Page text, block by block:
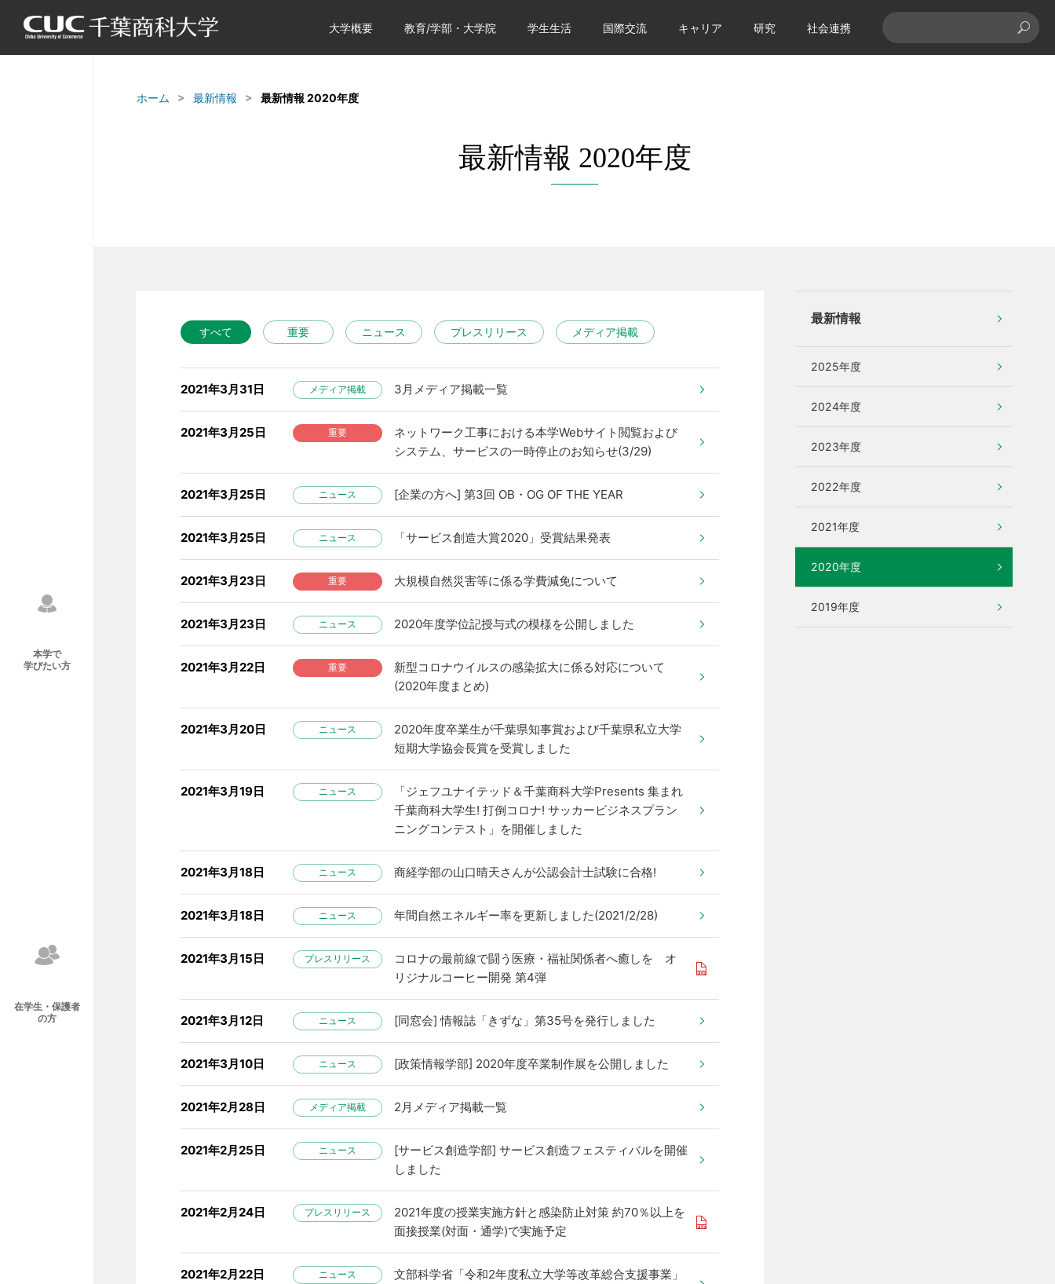
大学概要 教育/学部・大学院 学生生活 国際交流 キャリア 研究 社会連携
ホーム 最新情報 最新情報 2020年度
最新情報 2020年度
すべて 重要 ニュース プレスリリース メディア掲載
2021年3月31日 メディア掲載 3月メディア掲載一覧
2021年3月25日 重要
ネットワーク工事における本学Webサイト閲覧および
システム、サービスの一時停止のお知らせ(3/29)
2021年3月25日 ニュース [企業の方へ] 第3回 OB・OG OF THE YEAR
2021年3月25日 ニュース 「サービス創造大賞2020」受賞結果発表
2021年3月23日 重要 大規模自然災害等に係る学費減免について
2021年3月23日 ニュース 2020年度学位記授与式の模様を公開しました
2021年3月22日 重要
新型コロナウイルスの感染拡大に係る対応について
(2020年度まとめ)
2021年3月20日 ニュース
2020年度卒業生が千葉県知事賞および千葉県私立大学
短期大学協会長賞を受賞しました
2021年3月19日 ニュース
「ジェフユナイテッド＆千葉商科大学Presents 集まれ
千葉商科大学生! 打倒コロナ! サッカービジネスプラン
ニングコンテスト」を開催しました
2021年3月18日 ニュース 商経学部の山口晴天さんが公認会計士試験に合格!
2021年3月18日 ニュース 年間自然エネルギー率を更新しました(2021/2/28)
2021年3月15日 プレスリリース
コロナの最前線で闘う医療・福祉関係者へ癒しを オ
リジナルコーヒー開発 第4弾
2021年3月12日 ニュース [同窓会] 情報誌「きずな」第35号を発行しました
2021年3月10日 ニュース [政策情報学部] 2020年度卒業制作展を公開しました
2021年2月28日 メディア掲載 2月メディア掲載一覧
2021年2月25日 ニュース
[サービス創造学部] サービス創造フェスティバルを開催
しました
2021年2月24日 プレスリリース
2021年度の授業実施方針と感染防止対策 約70％以上を
面接授業(対面・通学)で実施予定
2021年2月22日 ニュース
文部科学省「令和2年度私立大学等改革総合支援事業」
最新情報
2025年度
2024年度
2023年度
2022年度
2021年度
2020年度
2019年度
本学で
学びたい方
在学生・保護者
の方